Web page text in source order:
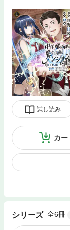
試し読み
カー
シリーズ 全6冊